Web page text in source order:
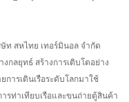
ท สหไทย เทอร์มินอล จำกัด
กลยุทธ์ สร้างการเติบโตอย่าง
การเดินเรือระดับโลกมาใช้
รท่าเทียบเรือและขนถ่ายตู้สินค้า